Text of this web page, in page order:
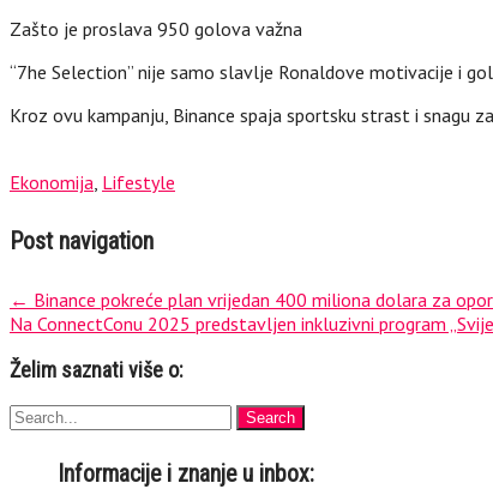
Zašto je proslava 950 golova važna
“7he Selection” nije samo slavlje Ronaldove motivacije i
Kroz ovu kampanju, Binance spaja sportsku strast i snagu
Ekonomija, Lifestyle
Post navigation
← Binance pokreće plan vrijedan 400 miliona dolara za
Na ConnectConu 2025 predstavljen inkluzivni program
Želim saznati više o:
Informacije i znanje u inbox: